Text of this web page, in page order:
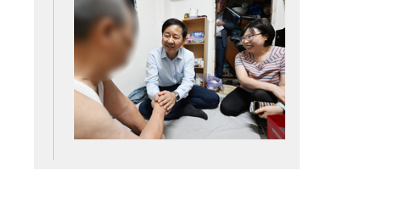
한전, 차기 사장 공모 나서…‘전기국가’ 핵심
역할에 관심 쏠려